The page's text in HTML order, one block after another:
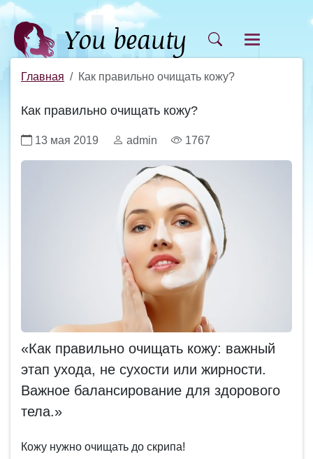
Главная Как правильно очищать кожу?
Как правильно очищать кожу?
13 мая 2019 admin 1767
«Как правильно очищать кожу: важный
этап ухода, не сухости или жирности.
Важное балансирование для здорового
тела.»
Кожу нужно очищать до скрипа!